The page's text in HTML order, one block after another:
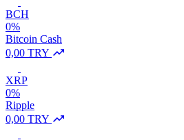
BCH
0%
Bitcoin Cash
0,00 TRY
XRP
0%
Ripple
0,00 TRY